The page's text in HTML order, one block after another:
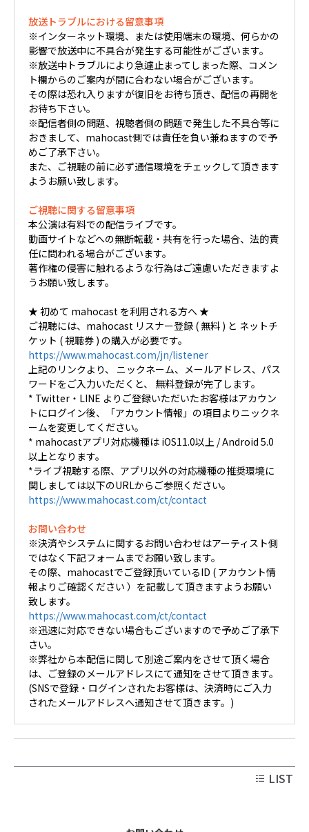
放送トラブルにおける留意事項
※インターネット環境、または使用端末の環境、何らかの
影響で放送中に不具合が発生する可能性がございます。
※放送中トラブルにより急遽止まってしまった際、コメン
ト欄からのご案内が間に合わない場合がございます。
その際は恐れ入りますが復旧をお待ち頂き、配信の再開を
お待ち下さい。
※配信者側の問題、視聴者側の問題で発生した不具合等に
おきまして、mahocast側では責任を負い兼ねますので予
めご了承下さい。
また、ご視聴の前に必ず通信環境をチェックして頂きます
ようお願い致します。
ご視聴に関する留意事項
本公演は有料での配信ライブです。
動画サイトなどへの無断転載・共有を行った場合、法的責
任に問われる場合がございます。
著作権の侵害に触れるような行為はご遠慮いただきますよ
うお願い致します。
★ 初めて mahocast を利用される方へ ★
ご視聴には、mahocast リスナー登録 ( 無料 ) と ネットチ
ケット ( 視聴券 ) の購入が必要です。
https://www.mahocast.com/jn/listener
上記のリンクより、 ニックネーム、メールアドレス、パス
ワードをご入力いただくと、 無料登録が完了します。
* Twitter・LINE よりご登録いただいたお客様はアカウン
トにログイン後、「アカウント情報」の項目よりニックネ
ームを変更してください。
* mahocastアプリ対応機種は iOS11.0以上 / Android 5.0
以上となります。
*ライブ視聴する際、アプリ以外の対応機種の推奨環境に
関しましては以下のURLからご参照ください。
https://www.mahocast.com/ct/contact
お問い合わせ
※決済やシステムに関するお問い合わせはアーティスト側
ではなく下記フォームまでお願い致します。
その際、mahocastでご登録頂いているID ( アカウント情
報よりご確認ください ）を記載して頂きますようお願い
致します。
https://www.mahocast.com/ct/contact
※迅速に対応できない場合もございますので予めご了承下
さい。
※弊社から本配信に関して別途ご案内をさせて頂く場合
は、ご登録のメールアドレスにて通知をさせて頂きます。
(SNSで登録・ログインされたお客様は、決済時にご入力
されたメールアドレスへ通知させて頂きます。)
LIST